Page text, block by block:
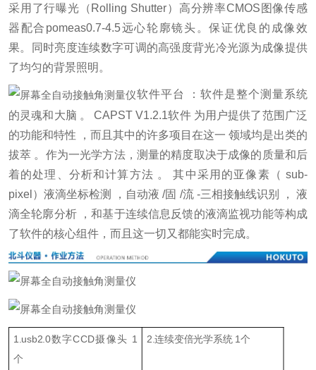
采用了行曝光（Rolling Shutter）高分辨率CMOS图像传感
器配合pomeas0.7-4.5远心轮廓镜头。保证优良的成像效
果。同时亮度连续数字可调的高强度背光冷光源为成像提供
了均匀的背景照明。
软件平台 ：软件是整个测量系统
的灵魂和大脑 。 CAPST V1.2.1软件 为用户提供了范围广泛
的功能和特性 ，而且其中的许多项目在这一 领域均是出类的
拔萃 。作为一光学方法，测量的精度取决于成像的质量和后
着的处理、分析和计算方法 。 其中采用的亚像素（ sub-
pixel）液滴坐标检测 ，自动液 /固 /流 -三相接触线识别 ， 液
滴全轮廓分析 ，和基于连续信息反馈的液滴监视功能等构成
了软件的核心组件，而且这一切又都能实时完成。
1.usb2.0数字CCD摄像头 1
个
2.连续变倍光学系统 1个